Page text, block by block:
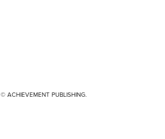
© ACHIEVEMENT PUBLISHING.